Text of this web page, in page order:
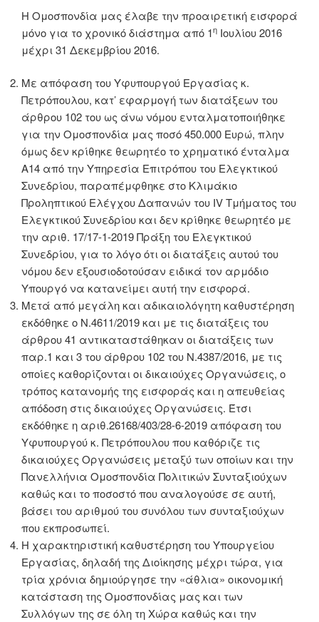
Η Ομοσπονδία μας έλαβε την προαιρετική εισφορά
μόνο για το χρονικό διάστημα από 1η Ιουλίου 2016
μέχρι 31 Δεκεμβρίου 2016.
Με απόφαση του Υφυπουργού Εργασίας κ.
Πετρόπουλου, κατ’ εφαρμογή των διατάξεων του
άρθρου 102 του ως άνω νόμου ενταλματοποιήθηκε
για την Ομοσπονδία μας ποσό 450.000 Ευρώ, πλην
όμως δεν κρίθηκε θεωρητέο το χρηματικό ένταλμα
Α14 από την Υπηρεσία Επιτρόπου του Ελεγκτικού
Συνεδρίου, παραπέμφθηκε στο Κλιμάκιο
Προληπτικού Ελέγχου Δαπανών του IV Τμήματος του
Ελεγκτικού Συνεδρίου και δεν κρίθηκε θεωρητέο με
την αριθ. 17/17-1-2019 Πράξη του Ελεγκτικού
Συνεδρίου, για το λόγο ότι οι διατάξεις αυτού του
νόμου δεν εξουσιοδοτούσαν ειδικά τον αρμόδιο
Υπουργό να κατανείμει αυτή την εισφορά.
Μετά από μεγάλη και αδικαιολόγητη καθυστέρηση
εκδόθηκε ο Ν.4611/2019 και με τις διατάξεις του
άρθρου 41 αντικαταστάθηκαν οι διατάξεις των
παρ.1 και 3 του άρθρου 102 του Ν.4387/2016, με τις
οποίες καθορίζονται οι δικαιούχες Οργανώσεις, ο
τρόπος κατανομής της εισφοράς και η απευθείας
απόδοση στις δικαιούχες Οργανώσεις. Έτσι
εκδόθηκε η αριθ.26168/403/28-6-2019 απόφαση του
Υφυπουργού κ. Πετρόπουλου που καθόριζε τις
δικαιούχες Οργανώσεις μεταξύ των οποίων και την
Πανελλήνια Ομοσπονδία Πολιτικών Συνταξιούχων
καθώς και το ποσοστό που αναλογούσε σε αυτή,
βάσει του αριθμού του συνόλου των συνταξιούχων
που εκπροσωπεί.
Η χαρακτηριστική καθυστέρηση του Υπουργείου
Εργασίας, δηλαδή της Διοίκησης μέχρι τώρα, για
τρία χρόνια δημιούργησε την «άθλια» οικονομική
κατάσταση της Ομοσπονδίας μας και των
Συλλόγων της σε όλη τη Χώρα καθώς και την